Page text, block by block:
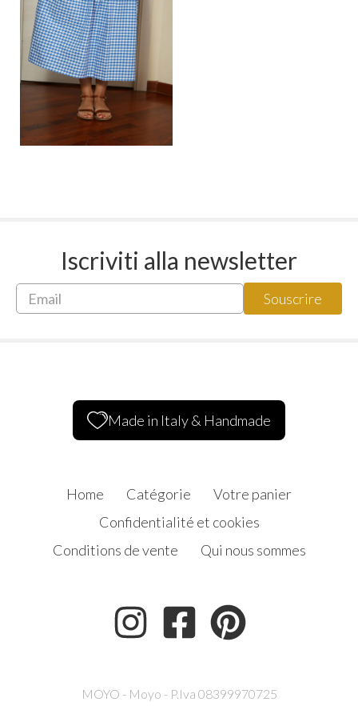
Iscriviti alla newsletter
Made in Italy & Handmade
Home Catégorie
Votre panier
Confidentialité et cookies
Conditions de vente
Qui nous sommes
MOYO - Moyo - P.Iva 08399970725